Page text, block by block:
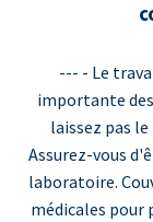
--- - Le
importante
laissez pas
Assurez-vous
laboratoire.
médicales